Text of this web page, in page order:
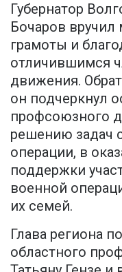
Губернатор
Бочаров
грамоты и
отличившимся
движения.
он подчеркнул
профсоюзного
решению задач
операции, в
поддержки
военной
их семей.
Глава региона
областного